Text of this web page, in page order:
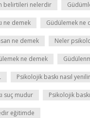
belirtileri nelerdir
ne demek Güdülemek ne
ne demek Neler
ne demek
Psikolojik baskı nasıl yenilir
suç mudur Psikolojik
eğitimde